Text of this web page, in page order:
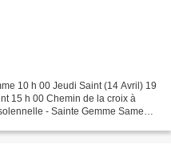
10 h 00 Jeudi Saint (14 Avril) 19
15 h 00 Chemin de la croix à
- Sainte Gemme Samedi